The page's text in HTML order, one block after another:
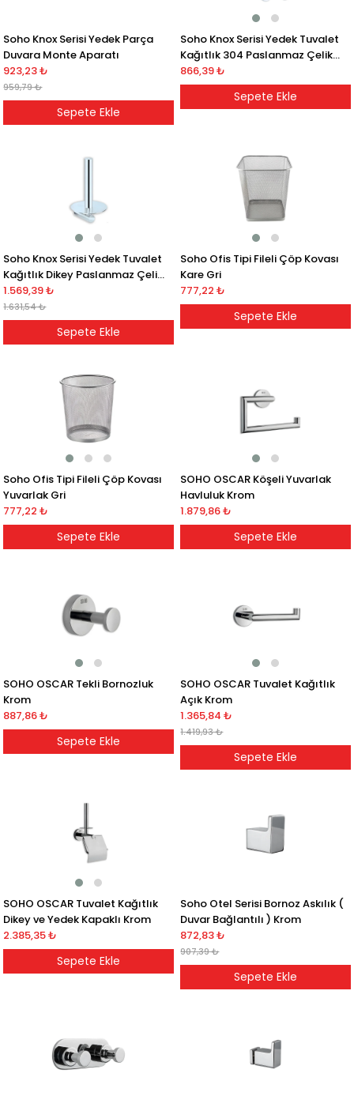
Soho Knox Serisi Yedek Parça
Duvara Monte Aparatı
923,23 ₺
959,79 ₺
Sepete Ekle
Soho Knox Serisi Yedek Tuvalet
Kağıtlık 304 Paslanmaz Çelik
Saten
866,39 ₺
Sepete Ekle
Soho Knox Serisi Yedek Tuvalet
Kağıtlık Dikey Paslanmaz Çelik
Saten
1.569,39 ₺
1.631,54 ₺
Sepete Ekle
Soho Ofis Tipi Fileli Çöp Kovası
Kare Gri
777,22 ₺
Sepete Ekle
Soho Ofis Tipi Fileli Çöp Kovası
Yuvarlak Gri
777,22 ₺
Sepete Ekle
SOHO OSCAR Köşeli Yuvarlak
Havluluk Krom
1.879,86 ₺
Sepete Ekle
SOHO OSCAR Tekli Bornozluk
Krom
887,86 ₺
Sepete Ekle
SOHO OSCAR Tuvalet Kağıtlık
Açık Krom
1.365,84 ₺
1.419,93 ₺
Sepete Ekle
SOHO OSCAR Tuvalet Kağıtlık
Dikey ve Yedek Kapaklı Krom
2.385,35 ₺
Sepete Ekle
Soho Otel Serisi Bornoz Askılık (
Duvar Bağlantılı ) Krom
872,83 ₺
907,39 ₺
Sepete Ekle